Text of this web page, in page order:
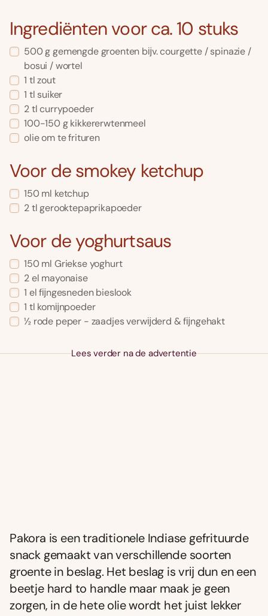
Ingrediënten voor ca. 10 stuks
500 g gemengde groenten bĳv. courgette / spinazie /
bosui / wortel
1 tl zout
1 tl suiker
2 tl currypoeder
100-150 g kikkererwtenmeel
olie om te frituren
Voor de smokey ketchup
150 ml ketchup
2 tl gerooktepaprikapoeder
Voor de yoghurtsaus
150 ml Griekse yoghurt
2 el mayonaise
1 el fĳngesneden bieslook
1 tl komĳnpoeder
½ rode peper - zaadjes verwĳderd & fĳngehakt
Lees verder na de advertentie
Pakora is een traditionele Indiase gefrituurde
snack gemaakt van verschillende soorten
groente in beslag. Het beslag is vrĳ dun en een
beetje hard to handle maar maak je geen
zorgen, in de hete olie wordt het juist lekker